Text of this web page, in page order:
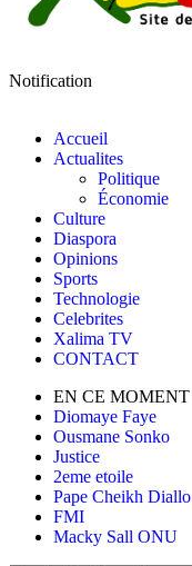
Notification
Accueil
Actualites
Politique
Économie
Culture
Diaspora
Opinions
Sports
Technologie
Celebrites
Xalima TV
CONTACT
EN CE MOMENT
Diomaye Faye
Ousmane Sonko
Justice
2eme etoile
Pape Cheikh Diallo
FMI
Macky Sall ONU